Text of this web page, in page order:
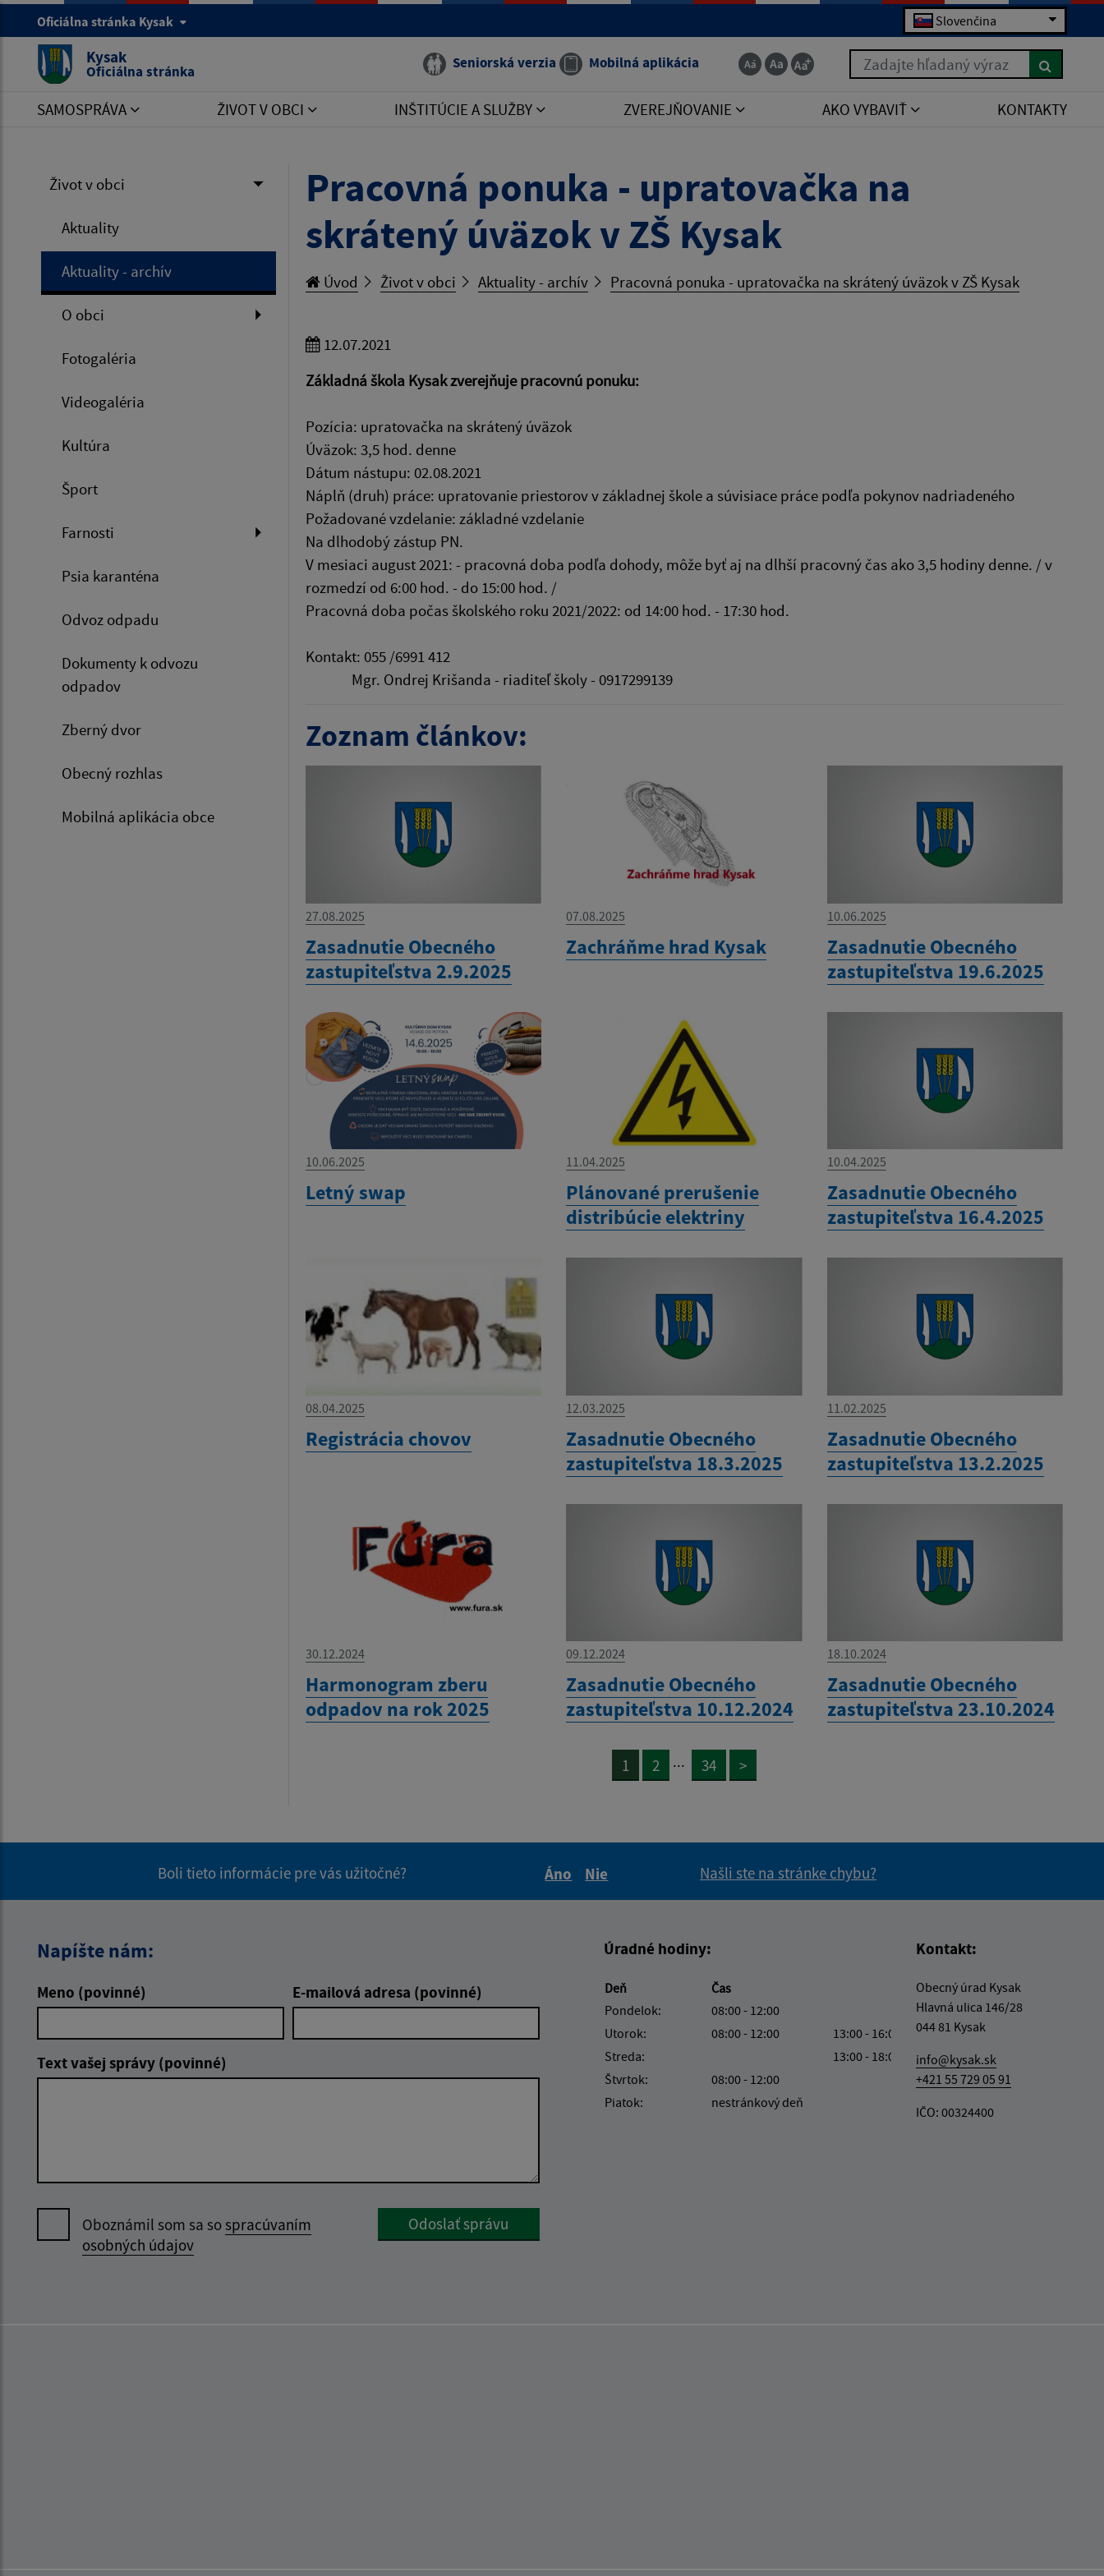
Oficiálna stránka Kysak Slovenčina
Kysak
Oficiálna stránka Seniorská verzia Mobilná aplikácia Zadajte hľadaný výraz
SAMOSPRÁVA ŽIVOT V OBCI INŠTITÚCIE A SLUŽBY ZVEREJŇOVANIE AKO VYBAVIŤ KONTAKTY
Život v obci
Aktuality
Aktuality - archív
O obci
Fotogaléria
Videogaléria
Kultúra
Šport
Farnosti
Psia karanténa
Odvoz odpadu
Dokumenty k odvozu
odpadov
Zberný dvor
Obecný rozhlas
Mobilná aplikácia obce
Pracovná ponuka - upratovačka na
skrátený úväzok v ZŠ Kysak
Úvod Život v obci Aktuality - archív Pracovná ponuka - upratovačka na skrátený úväzok v ZŠ Kysak
12.07.2021
Základná škola Kysak zverejňuje pracovnú ponuku:
Pozícia: upratovačka na skrátený úväzok
Úväzok: 3,5 hod. denne
Dátum nástupu: 02.08.2021
Náplň (druh) práce: upratovanie priestorov v základnej škole a súvisiace práce podľa pokynov nadriadeného
Požadované vzdelanie: základné vzdelanie
Na dlhodobý zástup PN.
V mesiaci august 2021: - pracovná doba podľa dohody, môže byť aj na dlhší pracovný čas ako 3,5 hodiny denne. / v
rozmedzí od 6:00 hod. - do 15:00 hod. /
Pracovná doba počas školského roku 2021/2022: od 14:00 hod. - 17:30 hod.
Kontakt: 055 /6991 412
Mgr. Ondrej Krišanda - riaditeľ školy - 0917299139
Zoznam článkov:
27.08.2025
Zasadnutie Obecného
zastupiteľstva 2.9.2025
07.08.2025
Zachráňme hrad Kysak
10.06.2025
Zasadnutie Obecného
zastupiteľstva 19.6.2025
10.06.2025
Letný swap
11.04.2025
Plánované prerušenie
distribúcie elektriny
10.04.2025
Zasadnutie Obecného
zastupiteľstva 16.4.2025
08.04.2025
Registrácia chovov
12.03.2025
Zasadnutie Obecného
zastupiteľstva 18.3.2025
11.02.2025
Zasadnutie Obecného
zastupiteľstva 13.2.2025
30.12.2024
Harmonogram zberu
odpadov na rok 2025
09.12.2024
Zasadnutie Obecného
zastupiteľstva 10.12.2024
18.10.2024
Zasadnutie Obecného
zastupiteľstva 23.10.2024
1 2 ... 34 >
Boli tieto informácie pre vás užitočné?
Áno
Nie
Našli ste na stránke chybu?
Napíšte nám:
Meno (povinné) E-mailová adresa (povinné)
Text vašej správy (povinné)
Oboznámil som sa sospracúvaním
osobných údajov
Google reCaptcha Response
Odoslať správu
Úradné hodiny:
Deň
Čas
Pondelok:
08:00 - 12:00
Utorok:
08:00 - 12:00
13:00 - 16:00
Streda:
13:00 - 18:00
Štvrtok:
08:00 - 12:00
Piatok:
nestránkový deň
Kontakt:
Obecný úrad Kysak
Hlavná ulica 146/28
044 81 Kysak
info@kysak.sk
+421 55 729 05 91
IČO: 00324400